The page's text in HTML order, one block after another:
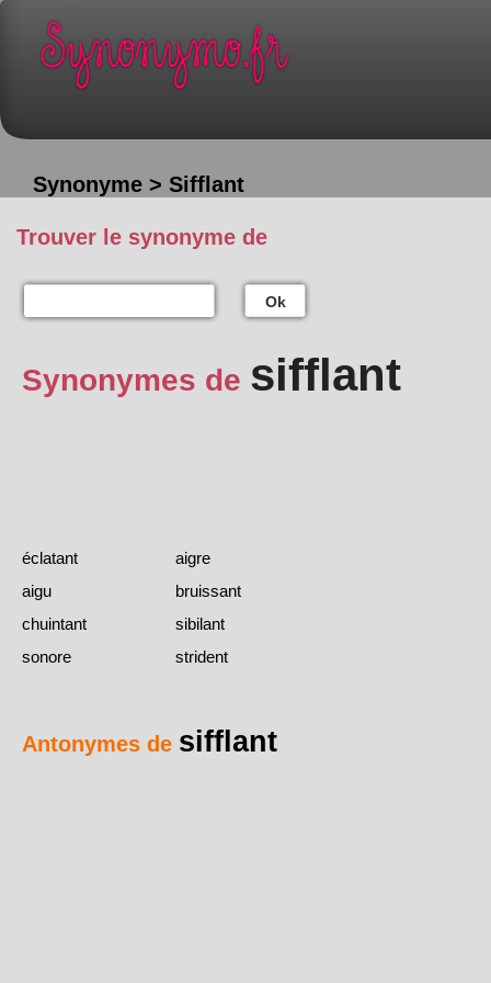
Synonyme > Sifflant
Trouver le synonyme de
Ok
Synonymes de sifflant
éclatant
aigre
aigu
bruissant
chuintant
sibilant
sonore
strident
Antonymes de sifflant